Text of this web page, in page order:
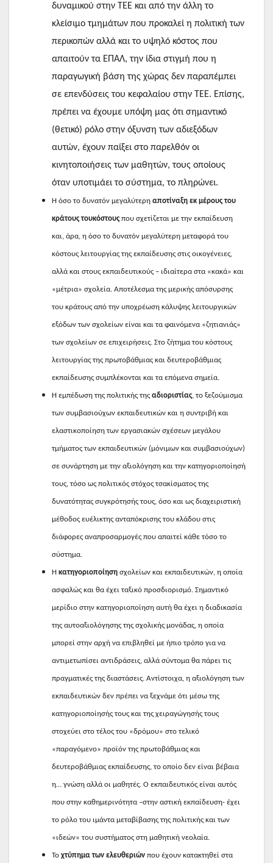
δυναμικού στην ΤΕΕ και από την άλλη το
κλείσιμο τμημάτων που προκαλεί η πολιτική των
περικοπών αλλά και το υψηλό κόστος που
απαιτούν τα ΕΠΑΛ, την ίδια στιγμή που η
παραγωγική βάση της χώρας δεν παραπέμπει
σε επενδύσεις του κεφαλαίου στην ΤΕΕ. Επίσης,
πρέπει να έχουμε υπόψη μας ότι σημαντικό
(θετικό) ρόλο στην όξυνση των αδιεξόδων
αυτών, έχουν παίξει στο παρελθόν οι
κινητοποιήσεις των μαθητών, τους οποίους
όταν υποτιμάει το σύστημα, το πληρώνει.
Η όσο το δυνατόν μεγαλύτερη αποτίναξη εκ μέρους του
κράτους τουκόστους που σχετίζεται με την εκπαίδευση
και, άρα, η όσο το δυνατόν μεγαλύτερη μεταφορά του
κόστους λειτουργίας της εκπαίδευσης στις οικογένειες,
αλλά και στους εκπαιδευτικούς – ιδιαίτερα στα «κακά» και
«μέτρια» σχολεία. Αποτέλεσμα της μερικής απόσυρσης
του κράτους από την υποχρέωση κάλυψης λειτουργικών
εξόδων των σχολείων είναι και τα φαινόμενα «ζητιανιάς»
των σχολείων σε επιχειρήσεις. Στο ζήτημα του κόστους
λειτουργίας της πρωτοβάθμιας και δευτεροβάθμιας
εκπαίδευσης συμπλέκονται και τα επόμενα σημεία.
Η εμπέδωση της πολιτικής της αδιοριστίας, το ξεζούμισμα
των συμβασιούχων εκπαιδευτικών και η συντριβή και
ελαστικοποίηση των εργασιακών σχέσεων μεγάλου
τμήματος των εκπαιδευτικών (μόνιμων και συμβασιούχων)
σε συνάρτηση με την αξιολόγηση και την κατηγοριοποίησή
τους, τόσο ως πολιτικός στόχος τσακίσματος της
δυνατότητας συγκρότησής τους, όσο και ως διαχειριστική
μέθοδος ευέλικτης ανταπόκρισης του κλάδου στις
διάφορες αναπροσαρμογές που απαιτεί κάθε τόσο το
σύστημα.
Η κατηγοριοποίηση σχολείων και εκπαιδευτικών, η οποία
ασφαλώς και θα έχει ταξικό προσδιορισμό. Σημαντικό
μερίδιο στην κατηγοριοποίηση αυτή θα έχει η διαδικασία
της αυτοαξιολόγησης της σχολικής μονάδας, η οποία
μπορεί στην αρχή να επιβληθεί με ήπιο τρόπο για να
αντιμετωπίσει αντιδράσεις, αλλά σύντομα θα πάρει τις
πραγματικές της διαστάσεις. Αντίστοιχα, η αξιολόγηση των
εκπαιδευτικών δεν πρέπει να ξεχνάμε ότι μέσω της
κατηγοριοποίησής τους και της χειραγώγησής τους
στοχεύει στο τέλος του «δρόμου» στο τελικό
«παραγόμενο» προϊόν της πρωτοβάθμιας και
δευτεροβάθμιας εκπαίδευσης, το οποίο δεν είναι βέβαια
η… γνώση αλλά οι μαθητές. Ο εκπαιδευτικός είναι αυτός
που στην καθημερινότητα –στην αστική εκπαίδευση- έχει
το ρόλο του ιμάντα μεταβίβασης της πολιτικής και των
«ιδεών» του συστήματος στη μαθητική νεολαία.
Το χτύπημα των ελευθεριών που έχουν κατακτηθεί στα